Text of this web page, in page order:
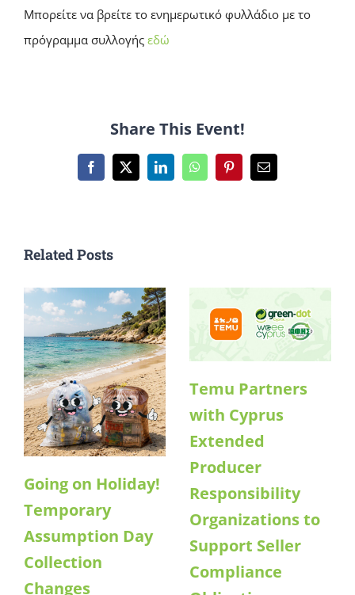
Μπορείτε να βρείτε το ενημερωτικό φυλλάδιο με το
πρόγραμμα συλλογής εδώ
Share This Event!
Facebook
X LinkedInWhatsAppPinterestEmail
Related Posts
Going on Holiday!
Temporary
Assumption Day
Collection
Changes
Temu Partners
with Cyprus
Extended
Producer
Responsibility
Organizations to
Support Seller
Compliance